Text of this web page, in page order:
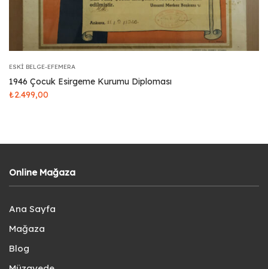
ESKI BELGE-EFEMERA
1946 Çocuk Esirgeme Kurumu Diploması
₺2.499,00
Online Mağaza
Ana Sayfa
Mağaza
Blog